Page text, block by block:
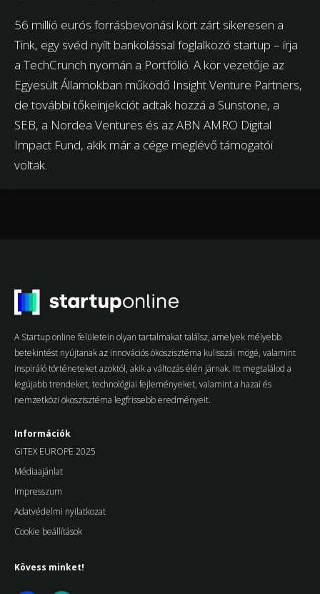
56 millió eurós forrásbevonási kört zárt sikeresen a
Tink, egy svéd nyílt bankolással foglalkozó startup – írja
a TechCrunch nyomán a Portfólió. A kör vezetője az
Egyesült Államokban működő Insight Venture Partners,
de további tőkeinjekciót adtak hozzá a Sunstone, a
SEB, a Nordea Ventures és az ABN AMRO Digital
Impact Fund, akik már a cége meglévő támogatói
voltak.
A Startup online felületein olyan tartalmakat találsz, amelyek mélyebb
betekintést nyújtanak az innovációs ökoszisztéma kulisszái mögé, valamint
inspiráló történeteket azoktól, akik a változás élén járnak. Itt megtalálod a
legújabb trendeket, technológiai fejleményeket, valamint a hazai és
nemzetközi ökoszisztéma legfrissebb eredményeit.
Információk
GITEX EUROPE 2025
Médiaajánlat
Impresszum
Adatvédelmi nyilatkozat
Cookie beállítások
Kövess minket!